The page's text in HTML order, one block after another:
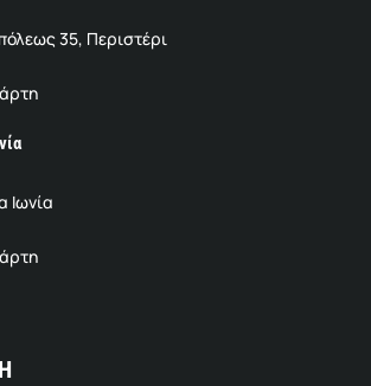
35, Περιστέρι
Ιωνία